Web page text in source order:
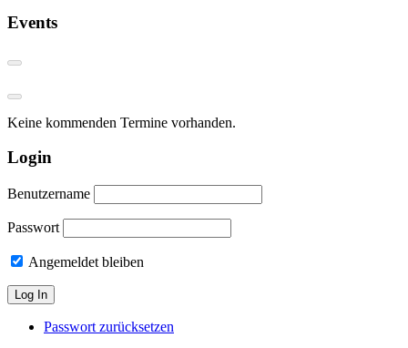
Events
Keine kommenden Termine vorhanden.
Login
Benutzername
Passwort
Angemeldet bleiben
Passwort zurücksetzen